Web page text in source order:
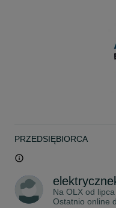
Poznaj nowy wymiar
(720 Wh). Ten rower
poszukujących idealnego
każdym terenie.
komponenty zapewniają
Rower elektryczny ONE-
przenieść Twoją górską
Rama Alu 6061
Widelec ROCKSHOX FS
PRZEDSIĘBIORCA
Na OLX od
Ostatnio online